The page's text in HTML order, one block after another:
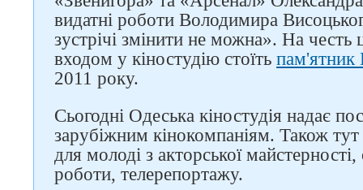
видатні роботи Володимира
зустрічі змінити не можна». На честь
входом у кіностудію стоїть пам'ятник
2011 року.
Сьогодні Одеська кіностудія надає
зарубіжним кінокомпаніям. Також
для молоді з акторської
роботи, телерепортажу.